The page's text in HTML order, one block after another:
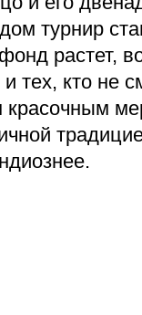
турнир
растет,
тех, кто не
красочным